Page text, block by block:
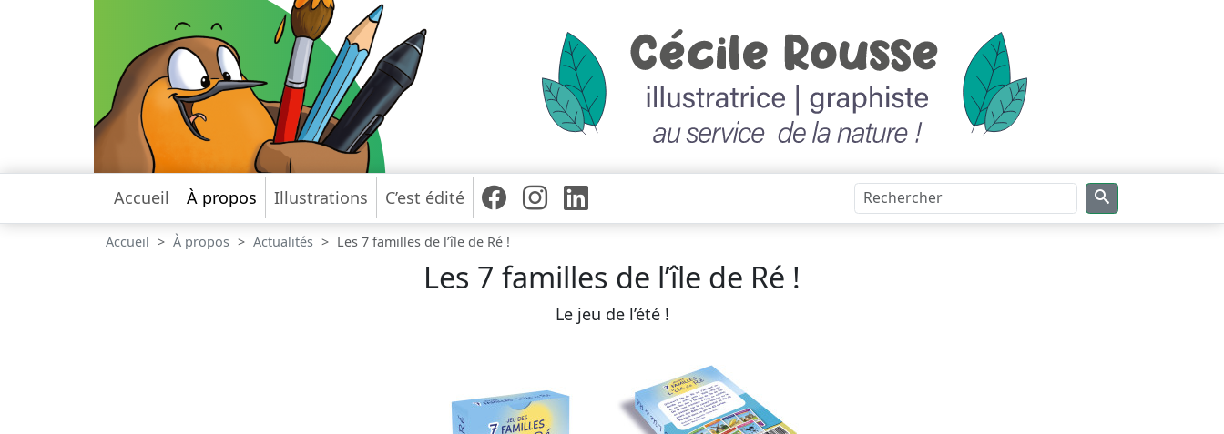
Accueil À propos Illustrations C’est édité
Accueil À propos Actualités Les 7 familles de l’île de Ré !
Les 7 familles de l’île de Ré !
Le jeu de l’été !